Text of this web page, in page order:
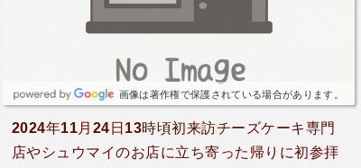
画像は著作権で保護されている場合があります。
2024年11月24日13時頃初来訪チーズケーキ専門
店やシュウマイのお店に立ち寄った帰りに初参拝